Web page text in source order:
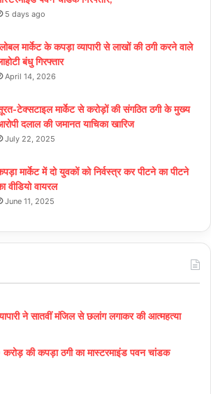
5 days ago
मार्केट के कपड़ा व्यापारी से लाखों की ठगी करने वाले
बंधु गिरफ्तार
April 14, 2026
टेक्सटाइल मार्केट से करोड़ों की संगठित ठगी के मुख्य
दलाल की जमानत याचिका खारिज
July 22, 2025
मार्केट में दो युवकों को निर्वस्त्र कर पीटने का पीटने
वीडियो वायरल
June 11, 2025
ने सातवीं मंजिल से छलांग लगाकर की आत्महत्या
की कपड़ा ठगी का मास्टरमाइंड पवन चांडक